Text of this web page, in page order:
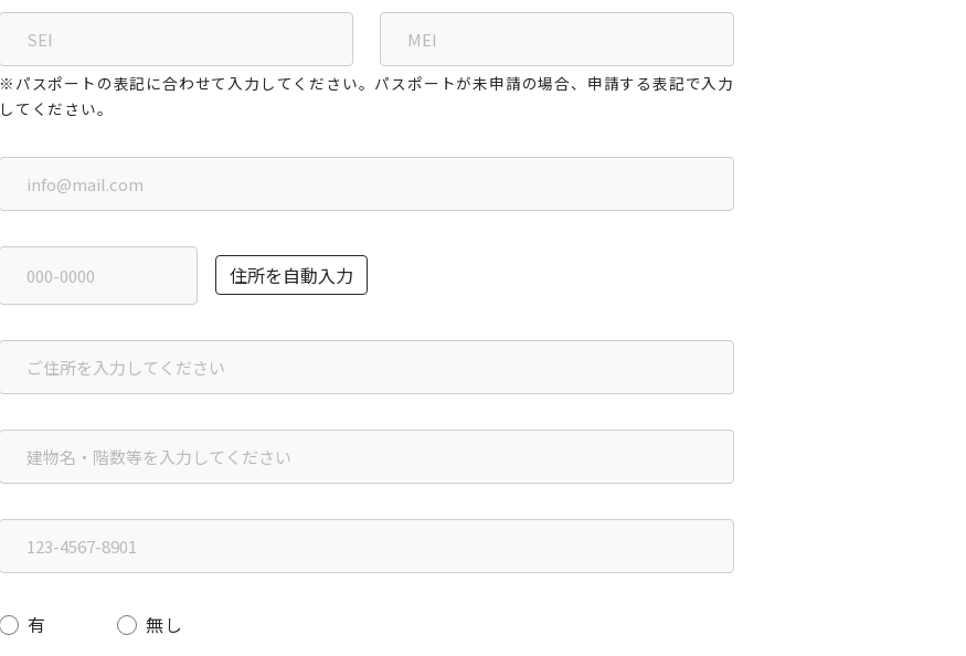
※パスポートの表記に合わせて入力してください。パスポートが未申請の場合、申請する表記で入力
してください。
住所を自動入力
有 無し